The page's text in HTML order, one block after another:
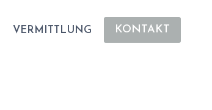
VERMITTLUNG KONTAKT